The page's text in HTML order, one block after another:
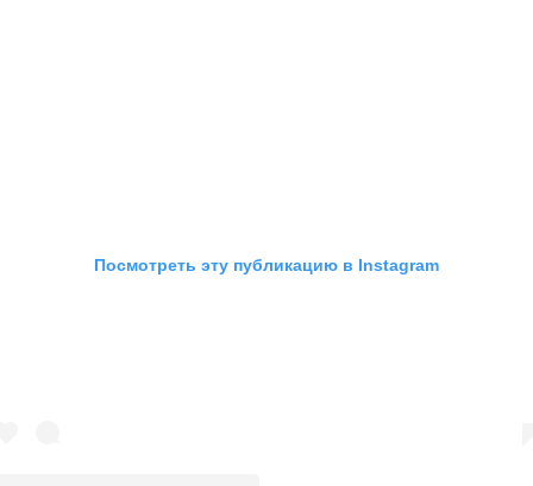
Посмотреть эту публикацию в Instagram